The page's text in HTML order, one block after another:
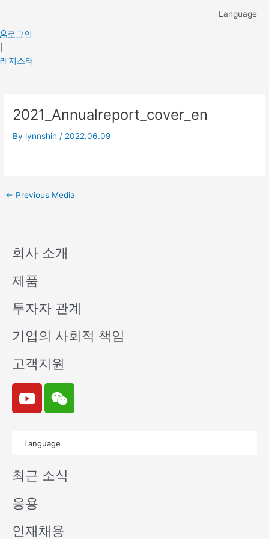
content
Language
로그인
레지스터
2021_Annualreport_cover_en
By lynnshih / 2022.06.09
navigation
← Previous Media
회사 소개
제품
투자자 관계
기업의 사회적 책임
고객지원
Y
o
u
e
W
e
i
n
Language
최근 소식
응용
인재채용